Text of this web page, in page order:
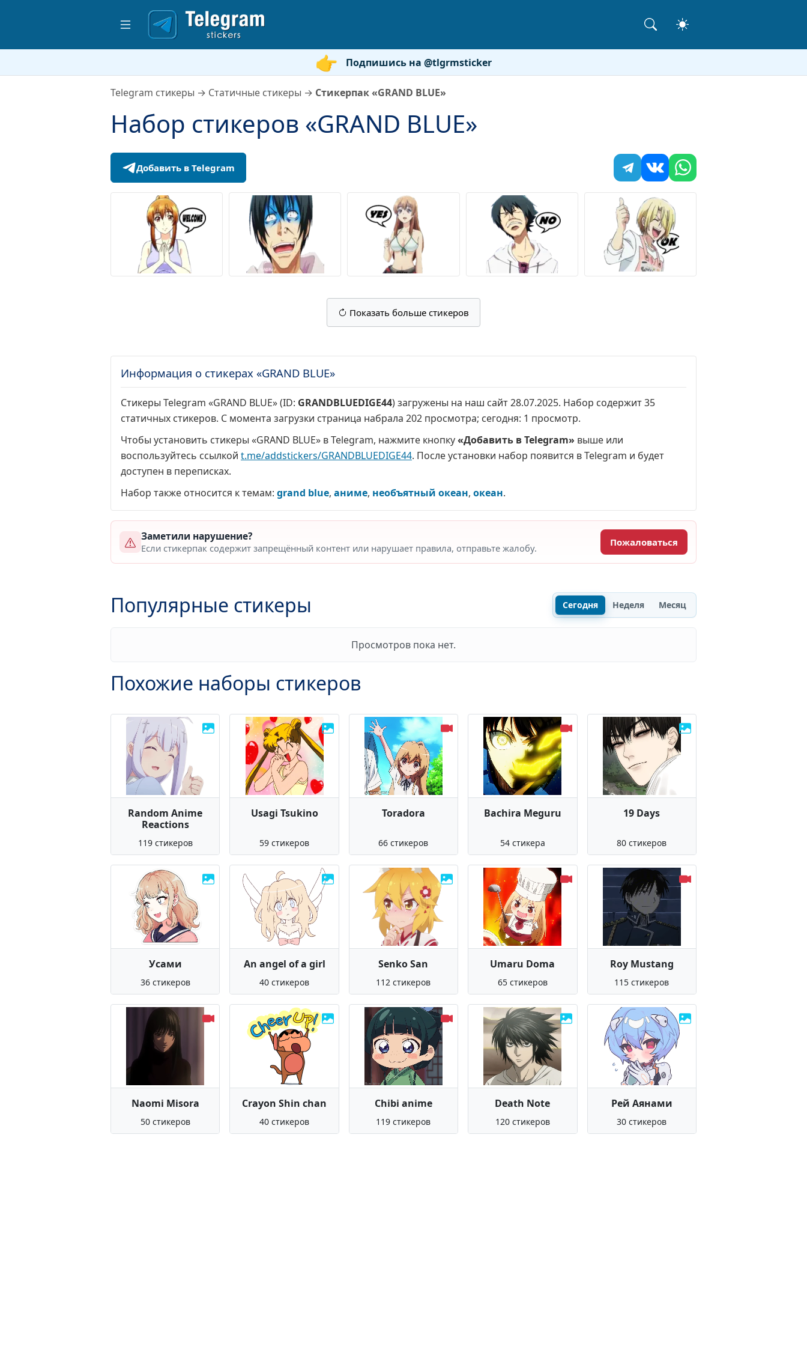
Подпишись на @tlgrmsticker
Telegram стикеры → Статичные стикеры → Стикерпак «GRAND BLUE»
Набор стикеров «GRAND BLUE»
Добавить в Telegram
Показать больше стикеров
Информация о стикерах «GRAND BLUE»
Стикеры Telegram «GRAND BLUE» (ID: GRANDBLUEDIGE44) загружены на наш сайт 28.07.2025. Набор содержит 35
статичных стикеров. С момента загрузки страница набрала 202 просмотра; сегодня: 1 просмотр.
Чтобы установить стикеры «GRAND BLUE» в Telegram, нажмите кнопку«Добавить в Telegram» выше или
воспользуйтесь ссылкой t.me/addstickers/GRANDBLUEDIGE44. После установки набор появится в Telegram и будет
доступен в переписках.
Набор также относится к темам: grand blue, аниме, необъятный океан, океан.
Заметили нарушение?
Если стикерпак содержит запрещённый контент или нарушает правила, отправьте жалобу. Пожаловаться
Популярные стикеры Сегодня Неделя Месяц
Просмотров пока нет.
Похожие наборы стикеров
Random Anime
Reactions
119 стикеров
Usagi Tsukino
59 стикеров
Toradora
66 стикеров
Bachira Meguru
54 стикера
19 Days
80 стикеров
Усами
36 стикеров
An angel of a girl
40 стикеров
Senko San
112 стикеров
Umaru Doma
65 стикеров
Roy Mustang
115 стикеров
Naomi Misora
50 стикеров
Crayon Shin chan
40 стикеров
Chibi anime
119 стикеров
Death Note
120 стикеров
Рей Аянами
30 стикеров